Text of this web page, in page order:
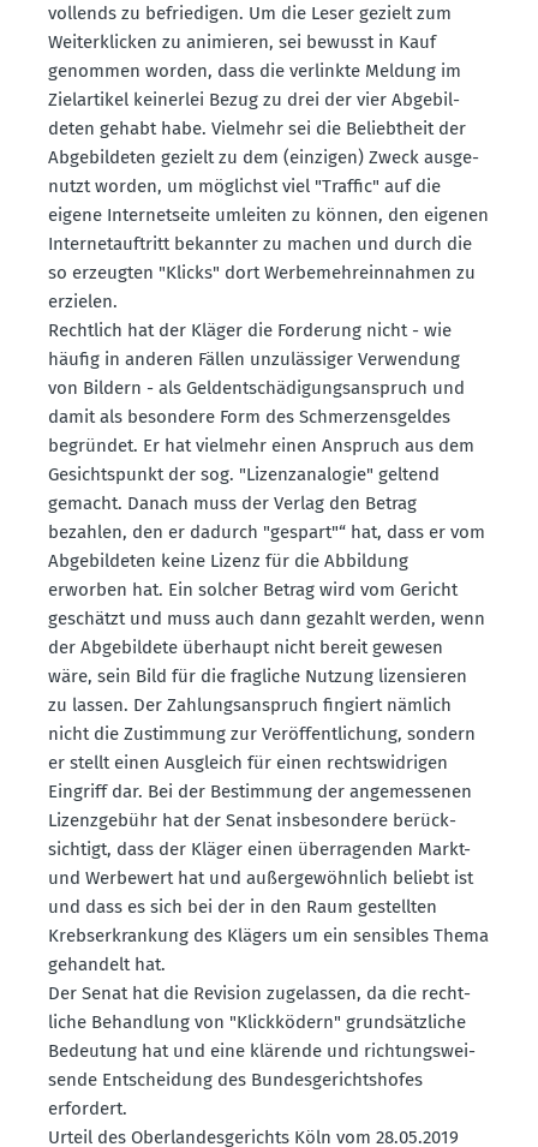
vollends zu befrie­digen. Um die Leser gezielt zum
Weiter­klicken zu animieren, sei bewusst in Kauf
genommen worden, dass die verlinkte Meldung im
Zielar­tikel keinerlei Bezug zu drei der vier Abgebil­
deten gehabt habe. Vielmehr sei die Beliebtheit der
Abgebil­deten gezielt zu dem (einzigen) Zweck ausge­
nutzt worden, um möglichst viel "Traffic" auf die
eigene Inter­net­seite umleiten zu können, den eigenen
Inter­net­auf­tritt bekannter zu machen und durch die
so erzeugten "Klicks" dort Werbe­mehr­ein­nahmen zu
erzielen.
Rechtlich hat der Kläger die Forderung nicht - wie
häufig in anderen Fällen unzuläs­siger Verwendung
von Bildern - als Geldent­schä­di­gungs­an­spruch und
damit als besondere Form des Schmer­zens­geldes
begründet. Er hat vielmehr einen Anspruch aus dem
Gesichts­punkt der sog. "Lizenz­ana­logie" geltend
gemacht. Danach muss der Verlag den Betrag
bezahlen, den er dadurch "gespart"“ hat, dass er vom
Abgebil­deten keine Lizenz für die Abbildung
erworben hat. Ein solcher Betrag wird vom Gericht
geschätzt und muss auch dann gezahlt werden, wenn
der Abgebildete überhaupt nicht bereit gewesen
wäre, sein Bild für die fragliche Nutzung lizen­sieren
zu lassen. Der Zahlungs­an­spruch fingiert nämlich
nicht die Zustimmung zur Veröf­fent­li­chung, sondern
er stellt einen Ausgleich für einen rechts­wid­rigen
Eingriff dar. Bei der Bestimmung der angemes­senen
Lizenz­gebühr hat der Senat insbe­sondere berück­
sichtigt, dass der Kläger einen überra­genden Markt-
und Werbewert hat und außer­ge­wöhnlich beliebt ist
und dass es sich bei der in den Raum gestellten
Krebs­er­krankung des Klägers um ein sensibles Thema
gehandelt hat.
Der Senat hat die Revision zugelassen, da die recht­
liche Behandlung von "Klick­ködern" grund­sätz­liche
Bedeutung hat und eine klärende und richtungs­wei­
sende Entscheidung des Bundes­ge­richts­hofes
erfordert.
Urteil des Oberlan­des­ge­richts Köln vom 28.05.2019